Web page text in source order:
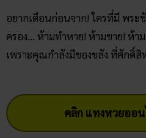
ครอง… ห้ามทำหาย! ห้ามขาย! ห้
เพราะคุณกำลังมีของขลัง ที่ศักดิ์
คลิก เข้ากลุ่มเ